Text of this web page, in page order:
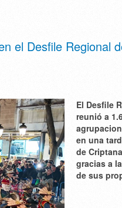
el Desfile Regional
El Desfile
reunió a
en una
de
gracias a
de sus